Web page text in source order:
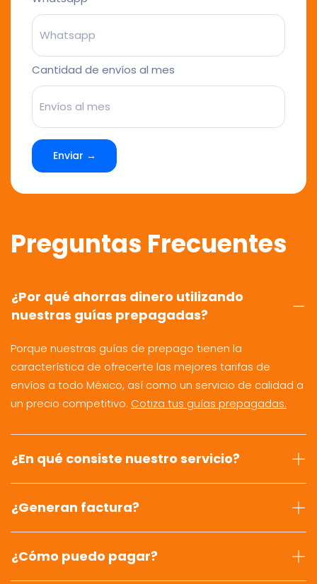
Cantidad de envíos al mes
Enviar →
Preguntas Frecuentes
¿Por qué ahorras dinero utilizando
nuestras guías prepagadas?
Porque nuestras guías de prepago tienen la
característica de ofrecerte las mejores tarifas de
envíos a todo México, así como un servicio de calidad a
un precio competitivo. Cotiza tus guías prepagadas.
¿En qué consiste nuestro servicio?
¿Generan factura?
¿Cómo puedo pagar?